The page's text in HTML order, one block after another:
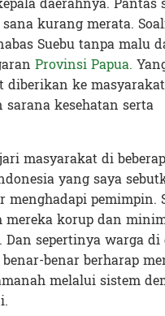
kurang merata.
Suebu tanpa malu
Provinsi Papua.
diberikan ke
kesehatan serta
masyarakat di
yang saya
menghadapi pemimpin.
mereka korup dan
sepertinya warga di
benar berharap
melalui sistem